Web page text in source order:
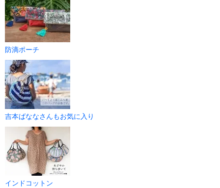
防滴ポーチ
吉本ばななさんもお気に入り
インドコットン